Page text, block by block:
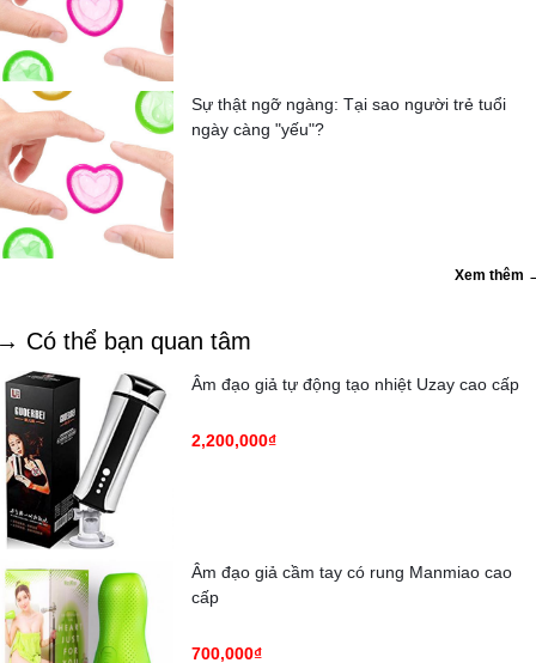
Sự thật ngỡ ngàng: Tại sao người trẻ tuổi
ngày càng "yếu"?
Xem thêm
Có thể bạn quan tâm
Âm đạo giả tự động tạo nhiệt Uzay cao cấp
2,200,000₫
Âm đạo giả cầm tay có rung Manmiao cao
cấp
700,000₫